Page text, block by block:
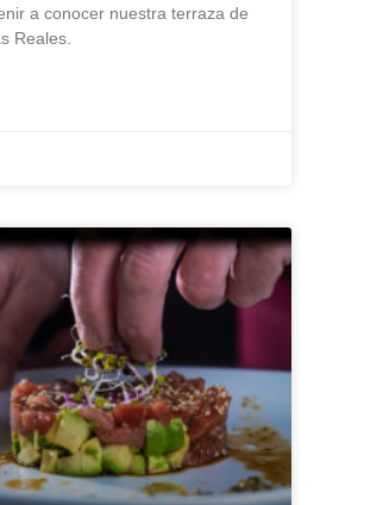
a conocer nuestra terraza de
Reales.